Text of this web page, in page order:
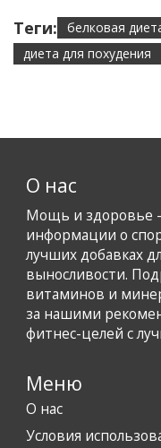
Теги: белковая
диета для похудения
О нас
Мощь и здоровье
информации о
лучших добавках
выносливости.
витаминов и
за нашими
фитнес-целей с
Меню
О нас
Условия